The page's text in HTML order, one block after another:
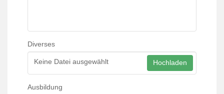
Diverses
Keine Datei ausgewählt Hochladen
Ausbildung